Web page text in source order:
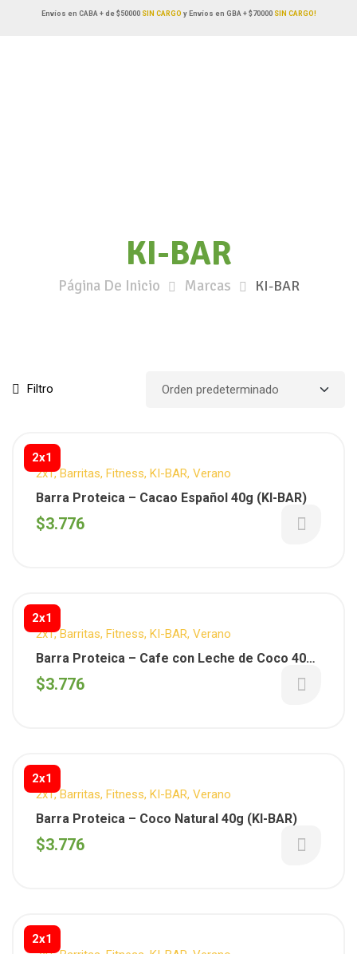
Envíos en CABA + de $50000SIN CARGO y Envíos en GBA + $70000 SIN CARGO!
KI-BAR
Página De Inicio Marcas KI-BAR
Filtro
2x1
2x1,Barritas, Fitness, KI-BAR, Verano
Barra Proteica – Cacao Español 40g (KI-BAR)
$3.776
2x1
2x1,Barritas, Fitness, KI-BAR, Verano
Barra Proteica – Cafe con Leche de Coco 40g
(KI-BAR)
$3.776
2x1
2x1,Barritas, Fitness, KI-BAR, Verano
Barra Proteica – Coco Natural 40g (KI-BAR)
$3.776
2x1